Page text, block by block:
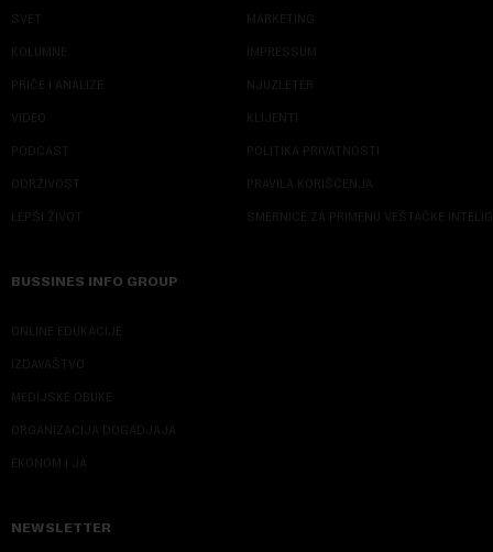
SVET
KOLUMNE
PRIČE I ANALIZE
VIDEO
PODCAST
ODRŽIVOST
LEPŠI ŽIVOT
MARKETING
IMPRESSUM
NJUZLETER
KLIJENTI
POLITIKA PRIVATNOSTI
PRAVILA KORIŠĆENJA
SMERNICE ZA PRIMENU VEŠTAČKE
BUSSINES INFO GROUP
ONLINE EDUKACIJE
IZDAVAŠTVO
MEDIJSKE OBUKE
ORGANIZACIJA DOGADJAJA
EKONOM I JA
NEWSLETTER